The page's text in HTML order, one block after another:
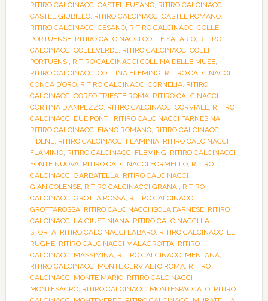
RITIRO CALCINACCI CASTEL FUSANO, RITIRO CALCINACCI
CASTEL GIUBILEO, RITIRO CALCINACCI CASTEL ROMANO,
RITIRO CALCINACCI CESANO, RITIRO CALCINACCI COLLE
PORTUENSE, RITIRO CALCINACCI COLLE SALARIO, RITIRO
CALCINACCI COLLEVERDE, RITIRO CALCINACCI COLLI
PORTUENSI, RITIRO CALCINACCI COLLINA DELLE MUSE,
RITIRO CALCINACCI COLLINA FLEMING, RITIRO CALCINACCI
CONCA D’ORO, RITIRO CALCINACCI CORNELIA, RITIRO
CALCINACCI CORSO TRIESTE ROMA, RITIRO CALCINACCI
CORTINA D'AMPEZZO, RITIRO CALCINACCI CORVIALE, RITIRO
CALCINACCI DUE PONTI, RITIRO CALCINACCI FARNESINA,
RITIRO CALCINACCI FIANO ROMANO, RITIRO CALCINACCI
FIDENE, RITIRO CALCINACCI FLAMINIA, RITIRO CALCINACCI
FLAMINIO, RITIRO CALCINACCI FLEMING, RITIRO CALCINACCI
FONTE NUOVA, RITIRO CALCINACCI FORMELLO, RITIRO
CALCINACCI GARBATELLA, RITIRO CALCINACCI
GIANICOLENSE, RITIRO CALCINACCI GRANAI, RITIRO
CALCINACCI GROTTA ROSSA, RITIRO CALCINACCI
GROTTAROSSA, RITIRO CALCINACCI ISOLA FARNESE, RITIRO
CALCINACCI LA GIUSTINIANA, RITIRO CALCINACCI LA
STORTA, RITIRO CALCINACCI LABARO, RITIRO CALCINACCI LE
RUGHE, RITIRO CALCINACCI MALAGROTTA, RITIRO
CALCINACCI MASSIMINA, RITIRO CALCINACCI MENTANA,
RITIRO CALCINACCI MONTE CERVIALTO ROMA, RITIRO
CALCINACCI MONTE MARIO, RITIRO CALCINACCI
MONTESACRO, RITIRO CALCINACCI MONTESPACCATO, RITIRO